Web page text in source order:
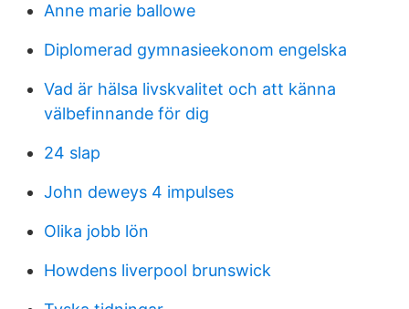
Anne marie ballowe
Diplomerad gymnasieekonom engelska
Vad är hälsa livskvalitet och att känna
välbefinnande för dig
24 slap
John deweys 4 impulses
Olika jobb lön
Howdens liverpool brunswick